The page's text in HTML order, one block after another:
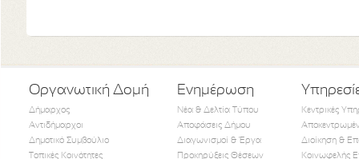
Οργανωτική Δομή
Δήμαρχος
Αντιδήμαρχοι
Δημοτικό Συμβούλιο
Τοπικές Κοινότητες
Ενημέρωση
Νέα & Δελτία Τύπου
Αποφάσεις Δήμου
Διαγωνισμοί & Έργα
Προκηρύξεις Θέσεων
Κεντρικές
Διοίκηση &
Κοινωφελής